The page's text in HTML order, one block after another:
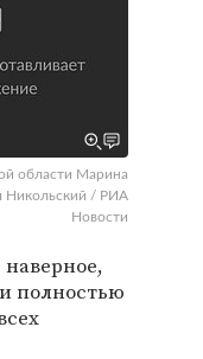
области Марина
Никольский / РИА
Новости
полностью